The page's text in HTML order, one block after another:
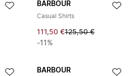
BARBOUR
Casual Shirts
111,50 €125,50 €
-11%
BARBOUR